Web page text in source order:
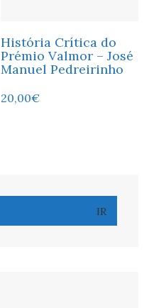
História Crítica do
Prémio Valmor – José
Manuel Pedreirinho
20,00€
IR